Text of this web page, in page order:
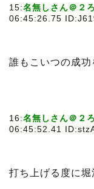
15:名無しさん＠２
06:45:26.75
誰もこいつの成
16:名無しさん＠２
06:45:52.41
打ち上げる度に